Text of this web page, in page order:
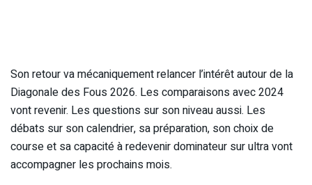
Son retour va mécaniquement relancer l’intérêt autour de la
Diagonale des Fous 2026. Les comparaisons avec 2024
vont revenir. Les questions sur son niveau aussi. Les
débats sur son calendrier, sa préparation, son choix de
course et sa capacité à redevenir dominateur sur ultra vont
accompagner les prochains mois.